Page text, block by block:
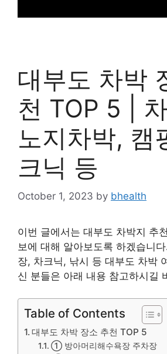
대부도 차박
천 TOP 5 |
노지차박, 캠
크닉 등
October 1, 2023 by bhealth
이번 글에서는 대부도 차박지 추
보에 대해 알아보도록 하겠습니
장, 차크닉, 낚시 등 대부도 차박
신 분들은 아래 내용 참고하시길
Table of Contents
대부도 차박 장소 추천 TOP 5
① 방아머리해수욕장 주차장